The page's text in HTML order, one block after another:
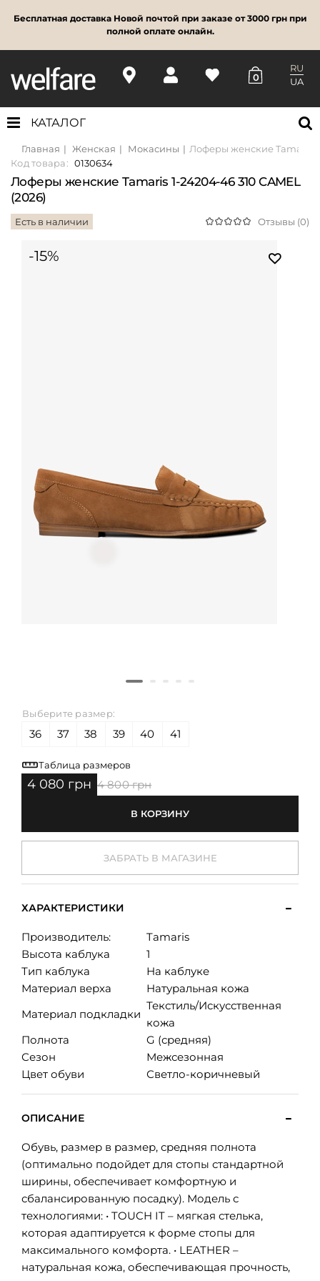
Бесплатная доставка Новой почтой при заказе от 3000 грн при
полной оплате онлайн.
0
RU
UA
КАТАЛОГ
Главная Женская Мокасины
Лоферы женские Tamaris
Код товара: 0130634
Лоферы женские Tamaris 1-24204-46 310 CAMEL
(2026)
Есть в наличии Отзывы (0)
-15%
Выберите размер:
36 37 38 39 40 41
Таблица размеров
4 080 грн 4 800 грн
В КОРЗИНУ
ЗАБРАТЬ В МАГАЗИНЕ
ХАРАКТЕРИСТИКИ
Производитель:
Tamaris
Высота каблука
1
Тип каблука
На каблуке
Материал верха
Натуральная кожа
Материал подкладки
Текстиль/Искусственная
кожа
Полнота
G (средняя)
Сезон
Межсезонная
Цвет обуви
Светло-коричневый
ОПИСАНИЕ
Обувь, размер в размер, средняя полнота
(оптимально подойдет для стопы стандартной
ширины, обеспечивает комфортную и
сбалансированную посадку). Модель с
технологиями: • TOUCH IT – мягкая стелька,
которая адаптируется к форме стопы для
максимального комфорта. • LEATHER –
натуральная кожа, обеспечивающая прочность,